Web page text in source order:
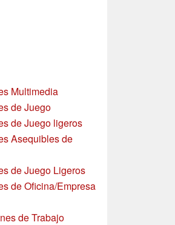
Multimedia
de Juego
de Juego ligeros
Asequibles de
de Juego Ligeros
de Oficina/Empresa
de Trabajo